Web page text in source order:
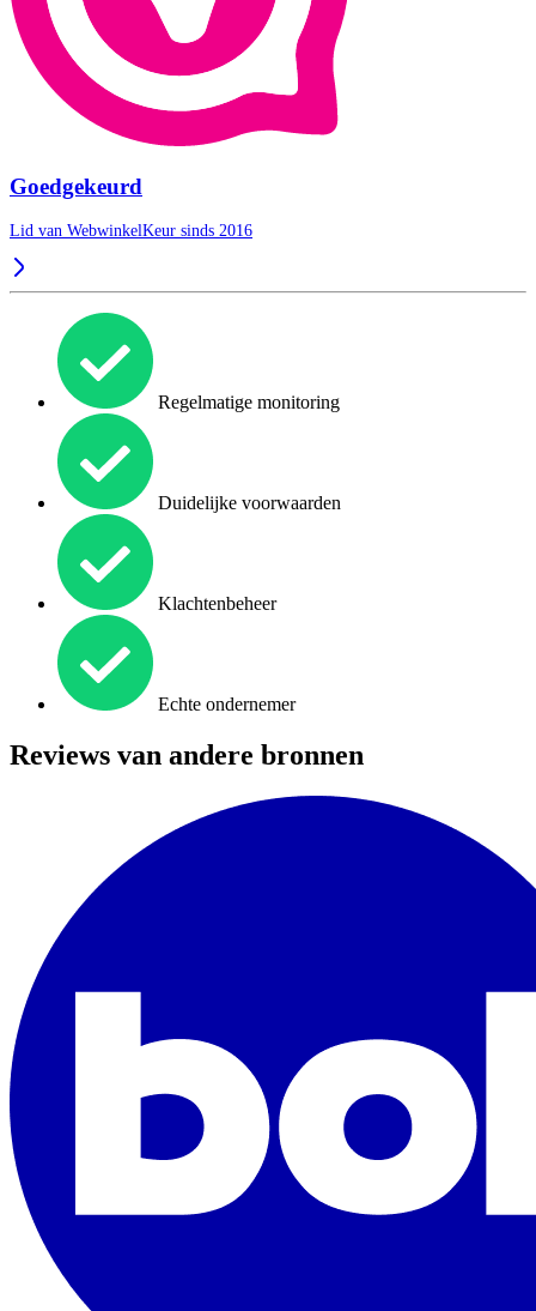
Goedgekeurd
Lid van WebwinkelKeur sinds 2016
Regelmatige monitoring
Duidelijke voorwaarden
Klachtenbeheer
Echte ondernemer
Reviews van andere bronnen